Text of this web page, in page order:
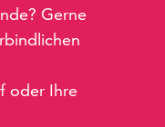
Gerne
oder Ihre